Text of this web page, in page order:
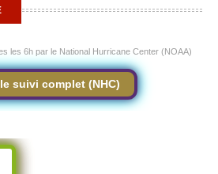
les 6h par le National Hurricane Center (NOAA)
le suivi complet (NHC)